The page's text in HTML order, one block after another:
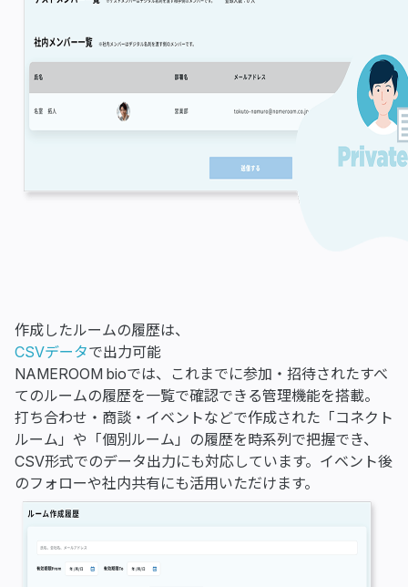
作成したルームの履歴は、
CSVデータで出力可能
NAMEROOM bioでは、これまでに参加・招待されたすべ
てのルームの履歴を一覧で確認できる管理機能を搭載。
打ち合わせ・商談・イベントなどで作成された「コネクト
ルーム」や「個別ルーム」の履歴を時系列で把握でき、
CSV形式でのデータ出力にも対応しています。イベント後
のフォローや社内共有にも活用いただけます。